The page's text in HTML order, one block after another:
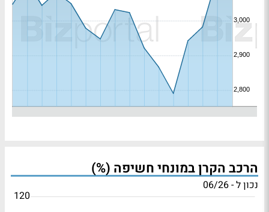
הרכב הקרן במונחי חשיפה (%)
נכון ל - 06/26
120